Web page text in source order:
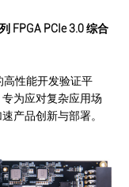
FPGA PCIe 3.0 综合
高性能开发验证平
为应对复杂应用场
产品创新与部署。